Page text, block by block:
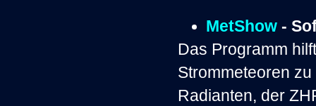
MetShow -
Das Programm
Strommeteoren
Radianten, der